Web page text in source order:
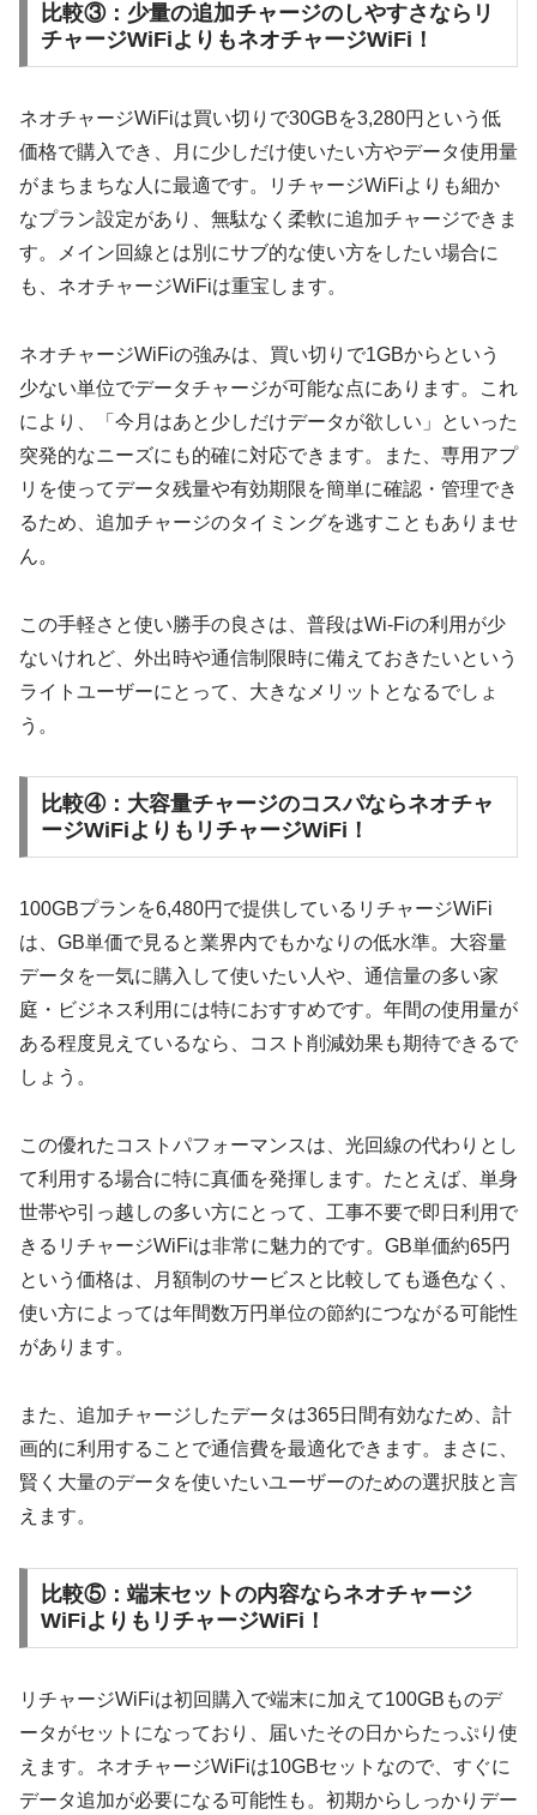
比較③：少量の追加チャージのしやすさならリ
チャージWiFiよりもネオチャージWiFi！
ネオチャージWiFiは買い切りで30GBを3,280円という低
価格で購入でき、月に少しだけ使いたい方やデータ使用量
がまちまちな人に最適です。リチャージWiFiよりも細か
なプラン設定があり、無駄なく柔軟に追加チャージできま
す。メイン回線とは別にサブ的な使い方をしたい場合に
も、ネオチャージWiFiは重宝します。
ネオチャージWiFiの強みは、買い切りで1GBからという
少ない単位でデータチャージが可能な点にあります。これ
により、「今月はあと少しだけデータが欲しい」といった
突発的なニーズにも的確に対応できます。また、専用アプ
リを使ってデータ残量や有効期限を簡単に確認・管理でき
るため、追加チャージのタイミングを逃すこともありませ
ん。
この手軽さと使い勝手の良さは、普段はWi-Fiの利用が少
ないけれど、外出時や通信制限時に備えておきたいという
ライトユーザーにとって、大きなメリットとなるでしょ
う。
比較④：大容量チャージのコスパならネオチャ
ージWiFiよりもリチャージWiFi！
100GBプランを6,480円で提供しているリチャージWiFi
は、GB単価で見ると業界内でもかなりの低水準。大容量
データを一気に購入して使いたい人や、通信量の多い家
庭・ビジネス利用には特におすすめです。年間の使用量が
ある程度見えているなら、コスト削減効果も期待できるで
しょう。
この優れたコストパフォーマンスは、光回線の代わりとし
て利用する場合に特に真価を発揮します。たとえば、単身
世帯や引っ越しの多い方にとって、工事不要で即日利用で
きるリチャージWiFiは非常に魅力的です。GB単価約65円
という価格は、月額制のサービスと比較しても遜色なく、
使い方によっては年間数万円単位の節約につながる可能性
があります。
また、追加チャージしたデータは365日間有効なため、計
画的に利用することで通信費を最適化できます。まさに、
賢く大量のデータを使いたいユーザーのための選択肢と言
えます。
比較⑤：端末セットの内容ならネオチャージ
WiFiよりもリチャージWiFi！
リチャージWiFiは初回購入で端末に加えて100GBものデ
ータがセットになっており、届いたその日からたっぷり使
えます。ネオチャージWiFiは10GBセットなので、すぐに
データ追加が必要になる可能性も。初期からしっかりデー